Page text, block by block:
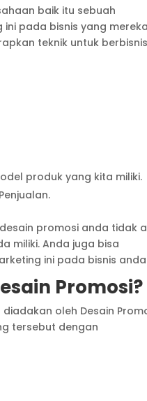
baik itu sebuah
pada bisnis yang
teknik untuk
produk yang kita miliki.
promosi anda tidak
miliki. Anda juga bisa
ini pada bisnis
Promosi?
oleh Desain
tersebut dengan